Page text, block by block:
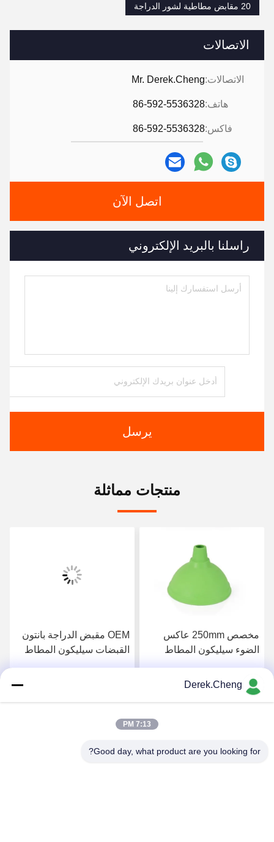
الاتصالات
الاتصالات:Mr. Derek.Cheng
هاتف:86-592-5536328
فاكس:86-592-5536328
اتصل الآن
راسلنا بالبريد الإلكتروني
يرسل
20 مقابض مطاطية لشور الدراجة
منتجات مماثلة
OEM مقبض الدراجة بانتون
القبضات سيليكون المطاط
تخصيص كأس سيليكون غير
سامة قابلة لإعادة الاستخدام
Derek.Cheng
7:13 PM
Good day, what product are you looking for?